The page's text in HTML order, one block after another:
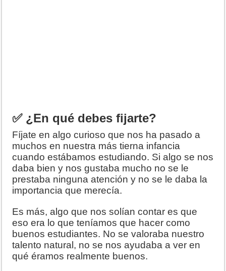
✅ ¿En qué debes fijarte?
Fíjate en algo curioso que nos ha pasado a
muchos en nuestra más tierna infancia
cuando estábamos estudiando. Si algo se nos
daba bien y nos gustaba mucho no se le
prestaba ninguna atención y no se le daba la
importancia que merecía.
Es más, algo que nos solían contar es que
eso era lo que teníamos que hacer como
buenos estudiantes. No se valoraba nuestro
talento natural, no se nos ayudaba a ver en
qué éramos realmente buenos.